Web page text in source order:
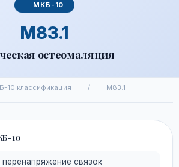
МКБ-10
M83.1
остеомаляция
10 классификация / M83.1
10
связок